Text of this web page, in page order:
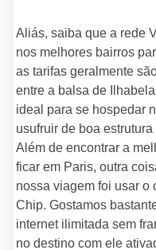
Aliás, saiba que a rede
nos melhores bairros
as tarifas geralmente
entre a balsa de
ideal para se hospedar
usufruir de boa
Além de encontrar a
ficar em Paris, outra
nossa viagem foi usar o
Chip. Gostamos
internet ilimitada sem
no destino com ele